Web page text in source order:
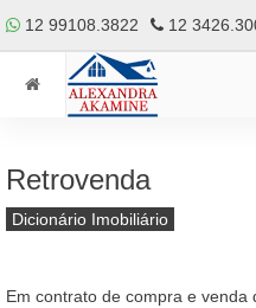
12 99108.3822 12
Retrovenda
Dicionário Imobiliário
Em contrato de compra e